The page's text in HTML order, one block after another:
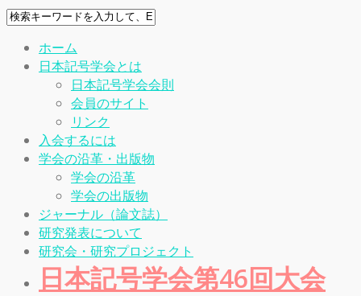
ホーム
日本記号学会とは
日本記号学会会則
会員のサイト
リンク
入会するには
学会の沿革・出版物
学会の沿革
学会の出版物
ジャーナル（論文誌）
研究発表について
研究会・研究プロジェクト
日本記号学会第46回大会